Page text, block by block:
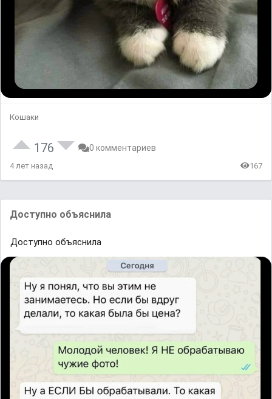
Кошаки
176 0 комментариев
4 лет назад 167
Доступно объяснила
Доступно объяснила